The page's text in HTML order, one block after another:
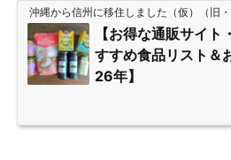
沖縄から信州に移住しました（仮）（旧
【お得な通販サイ
すすめ食品リスト＆
26年】